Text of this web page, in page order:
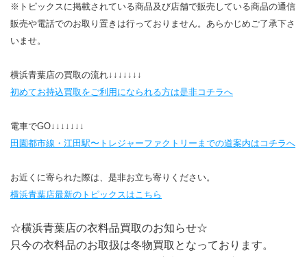
※トピックスに掲載されている商品及び店舗で販売している商品の通信
販売や電話でのお取り置きは行っておりません。あらかじめご了承下さ
いませ。
横浜青葉店の買取の流れ↓↓↓↓↓↓↓
初めてお持込買取をご利用になられる方は是非コチラへ
電車でGO↓↓↓↓↓↓↓
田園都市線・江田駅〜トレジャーファクトリーまでの道案内はコチラへ
お近くに寄られた際は、是非お立ち寄りください。
横浜青葉店最新のトピックスはこちら
☆横浜青葉店の衣料品買取のお知らせ☆
只今の衣料品のお取扱は冬物買取となっております。